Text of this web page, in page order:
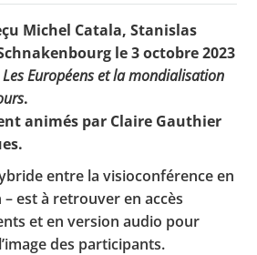
les actualités
vous de l’APHG
de recrutement
scolaires
tables rondes
Michel Catala, Stanislas
le 3 octobre 2023
Les Européens et la mondialisation
.
animés par Claire Gauthier
entre la visioconférence en
est à retrouver en accès
et en version audio pour
des participants.